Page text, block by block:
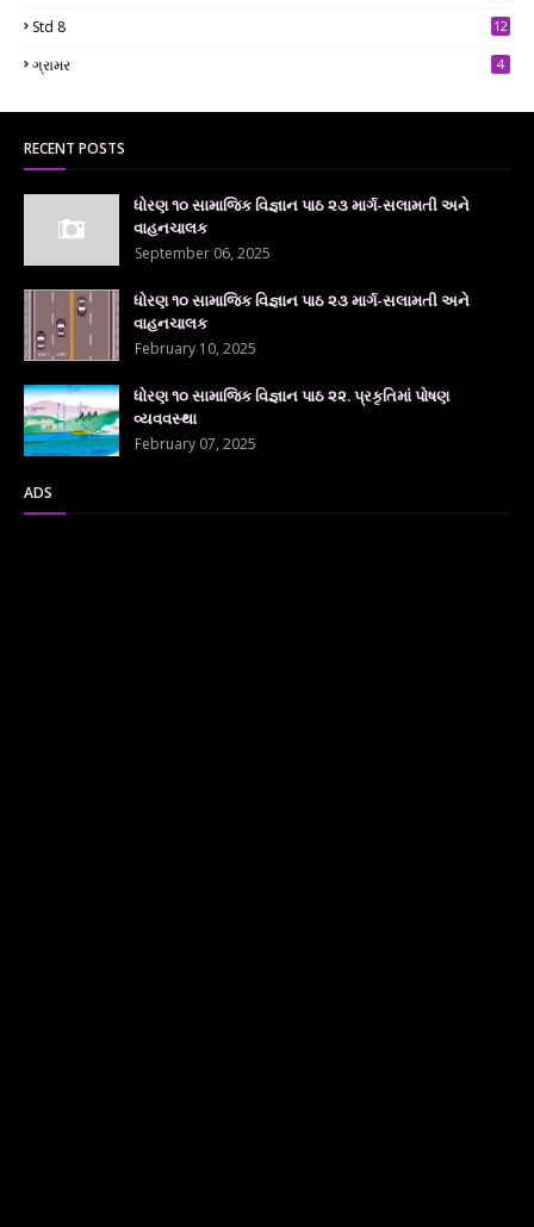
Std 8
12
ગ્રામર 4
RECENT POSTS
ધોરણ ૧૦ સામાજિક વિજ્ઞાન પાઠ ૨૩ માર્ગ-સલામતી અને
વાહનચાલક
September 06, 2025
ધોરણ ૧૦ સામાજિક વિજ્ઞાન પાઠ ૨૩ માર્ગ-સલામતી અને
વાહનચાલક
February 10, 2025
ધોરણ ૧૦ સામાજિક વિજ્ઞાન પાઠ ૨૨. પ્રકૃતિમાં પોષણ
વ્યવવસ્થા
February 07, 2025
ADS